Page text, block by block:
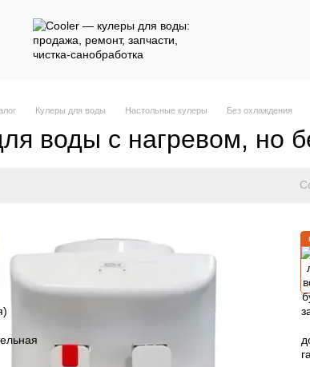
Кулеры для воды Настольные кулеры Без охлаждения
воды с нагревом, но